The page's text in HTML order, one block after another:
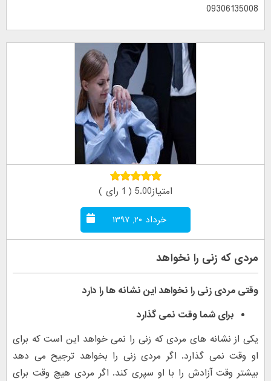
09306135008
امتیاز5.00 ( 1 رای )
خرداد ۲۰, ۱۳۹۷
مردی که زنی را نخواهد
وقتی مردی زنی را نخواهد این نشانه ها را دارد
برای شما وقت نمی گذارد
یکی از نشانه های مردی که زنی را نمی خواهد این است که برای
او وقت نمی گذارد. اگر مردی زنی را بخواهد ترجیح می دهد
بیشتر وقت آزادش را با او سپری کند. اگر مردی هیچ وقت برای